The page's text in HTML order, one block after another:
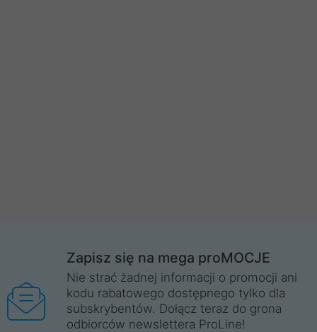
Zapisz się na mega proMOCJE
Nie strać żadnej informacji o promocji ani
kodu rabatowego dostępnego tylko dla
subskrybentów. Dołącz teraz do grona
odbiorców newslettera ProLine!